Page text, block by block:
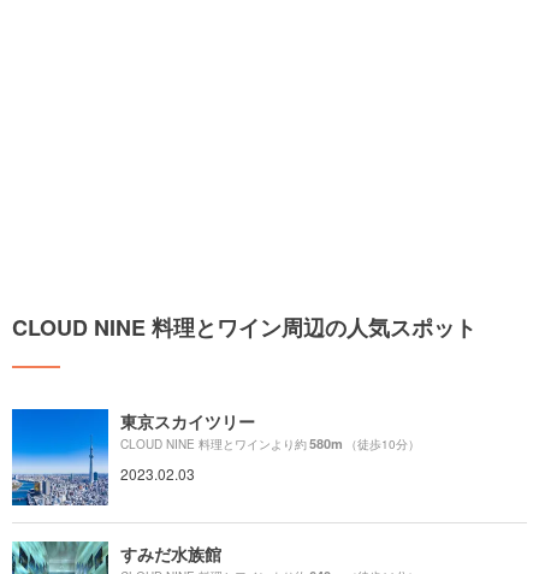
CLOUD NINE 料理とワイン周辺の人気スポット
東京スカイツリー
CLOUD NINE 料理とワインより約580m （徒歩10分）
2023.02.03
すみだ水族館